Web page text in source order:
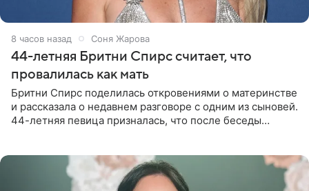
8 часов назад Соня Жарова
44-летняя Бритни Спирс считает, что
провалилась как мать
Бритни Спирс поделилась откровениями о материнстве
и рассказала о недавнем разговоре с одним из сыновей.
44-летняя певица призналась, что после беседы